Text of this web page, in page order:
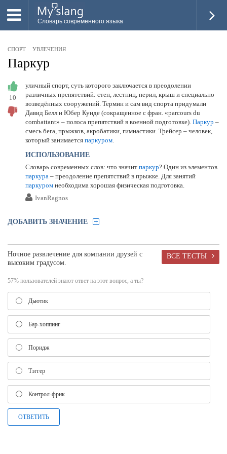
Словарь современного языка
НОВОЕ
ПОПУЛЯРНОЕ
ПРОВЕРИТЬ ЗНАНИЯ
ДОБАВИТЬ СЛОВО
ПРОСВЕТИТЕЛИ
ВОЙТИ
СПОРТ УВЛЕЧЕНИЯ
Паркур
10
уличный спорт, суть которого заключается в преодолении
различных препятствий: стен, лестниц, перил, крыш и специально
возведённых сооружений. Термин и сам вид спорта придумали
Давид Белл и Юбер Кунде (сокращенное с фран. «parcours du
combattant» – полоса препятствий в военной подготовке). Паркур –
смесь бега, прыжков, акробатики, гимнастики. Трейсер – человек,
который занимается паркуром.
ИСПОЛЬЗОВАНИЕ
Словарь современных слов: что значит паркур? Один из элементов
паркура – преодоление препятствий в прыжке. Для занятий
паркуром необходима хорошая физическая подготовка.
IvanRagnos
ДОБАВИТЬ ЗНАЧЕНИЕ
ВСЕ ТЕСТЫ
Ночное развлечение для компании друзей с
высоким градусом.
57% пользователей знают ответ на этот вопрос, а ты?
Дьютик
Бар-хоппинг
Поридж
Тэггер
Контрол-фрик